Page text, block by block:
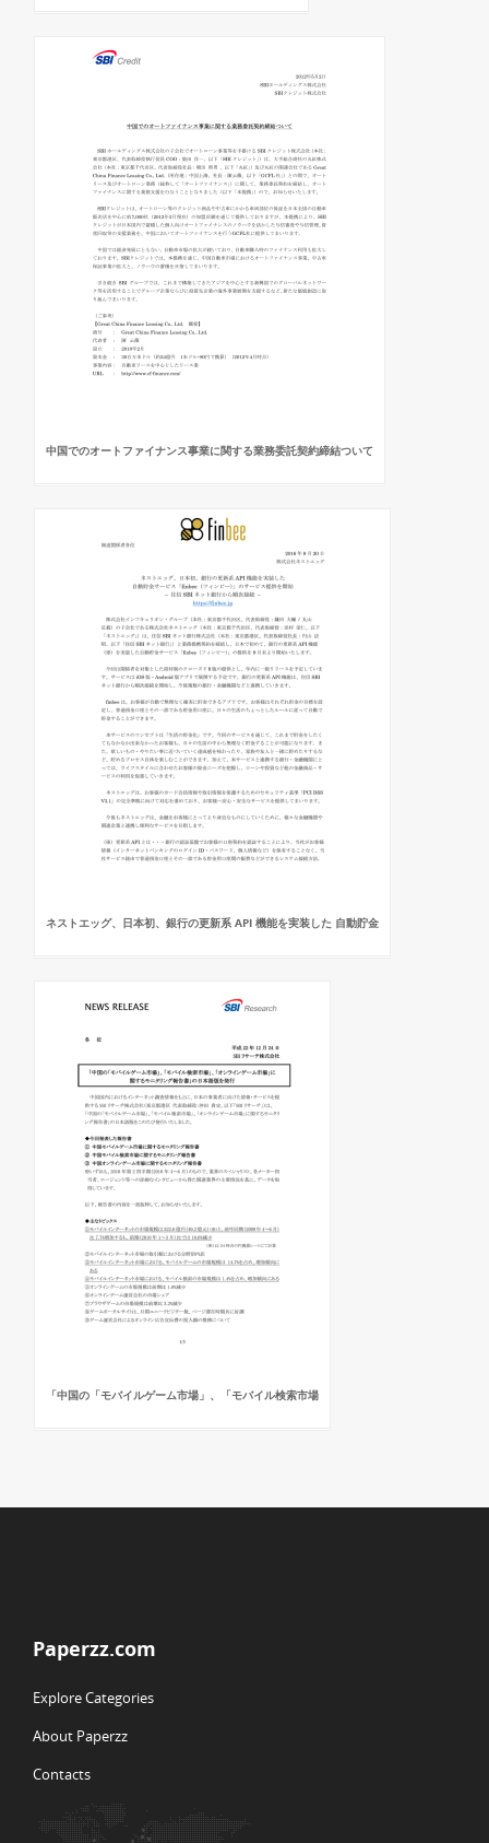
中国でのオートファイナンス事業に関する業務委託契約締結ついて
ネストエッグ、日本初、銀行の更新系 API 機能を実装した 自動貯金
「中国の「モバイルゲーム市場」、「モバイル検索市場
Paperzz.com
Explore Categories
About Paperzz
Contacts